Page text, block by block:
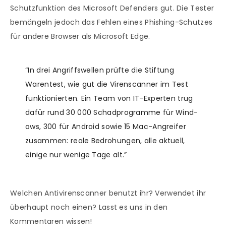
Schutzfunktion des Microsoft Defenders gut. Die Tester
bemängeln jedoch das Fehlen eines Phishing-Schutzes
für andere Browser als Microsoft Edge.
“In drei Angriffs­wellen prüfte die Stiftung
Warentest, wie gut die Virens­canner im Test
funk­tionierten. Ein Team von IT-Experten trug
dafür rund 30 000 Schad­programme für Wind­
ows, 300 für Android sowie 15 Mac-Angreifer
zusammen: reale Bedrohungen, alle aktuell,
einige nur wenige Tage alt.”
Welchen Antivirenscanner benutzt ihr? Verwendet ihr
überhaupt noch einen? Lasst es uns in den
Kommentaren wissen!